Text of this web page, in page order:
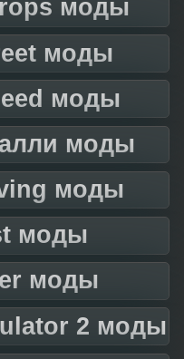
моды
моды
моды
моды
моды
моды
моды
2 моды